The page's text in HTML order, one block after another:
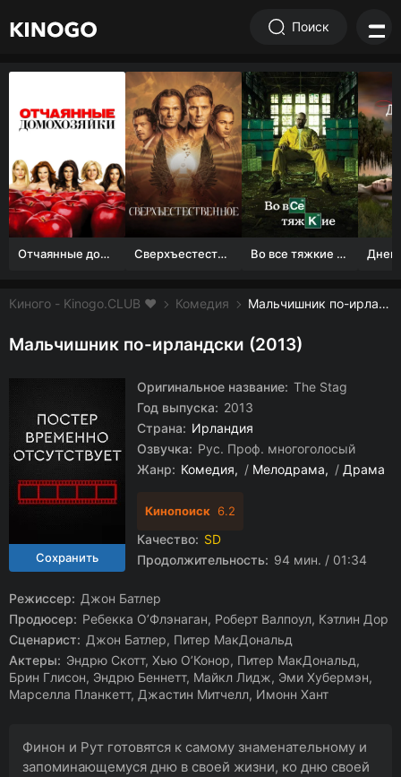
Поиск
Отчаянные домохозяйки (1 сезон) Сверхъестественное Во все тяжкие 1-5 сезон
Киного - Kinogo.CLUB ❤️ Комедия Мальчишник по-ирландски смотреть онлайн бесплатно
Мальчишник по-ирландски (2013)
Оригинальное название: The Stag
Год выпуска: 2013
Страна: Ирландия
Озвучка: Рус. Проф. многоголосый
Жанр: Комедия / Мелодрама / Драма
Кинопоиск 6.2
Качество: SD
Продолжительность: 94 мин. / 01:34
Режиссер: Джон Батлер
Продюсер: Ребекка О’Флэнаган, Роберт Валпоул, Кэтлин Дор
Сценарист: Джон Батлер, Питер МакДональд
Актеры: Эндрю Скотт, Хью О’Конор, Питер МакДональд,
Брин Глисон, Эндрю Беннетт, Майкл Лидж, Эми Хубермэн,
Марселла Планкетт, Джастин Митчелл, Имонн Хант
Финон и Рут готовятся к самому знаменательному и
запоминающемуся дню в своей жизни, ко дню своей